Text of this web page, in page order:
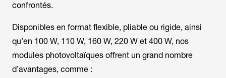
confrontés.
Disponibles en format flexible, pliable ou rigide, ainsi
qu’en 100 W, 110 W, 160 W, 220 W et 400 W, nos
modules photovoltaïques offrent un grand nombre
d’avantages, comme :